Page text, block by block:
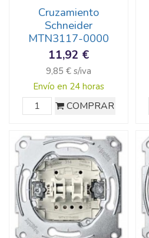
Cruzamiento
Schneider
MTN3117-0000
11,92 €
9,85 € s/iva
Envío en 24 horas
COMPRAR